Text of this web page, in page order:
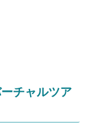
チャルツア